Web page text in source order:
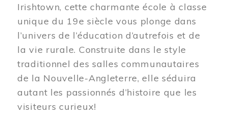
Irishtown, cette charmante école à classe
unique du 19e siècle vous plonge dans
l’univers de l’éducation d’autrefois et de
la vie rurale. Construite dans le style
traditionnel des salles communautaires
de la Nouvelle-Angleterre, elle séduira
autant les passionnés d’histoire que les
visiteurs curieux!